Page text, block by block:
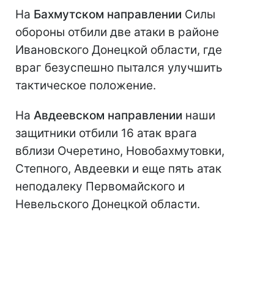
На Бахмутском направлении Силы
обороны отбили две атаки в районе
Ивановского Донецкой области, где
враг безуспешно пытался улучшить
тактическое положение.
На Авдеевском направлении наши
защитники отбили 16 атак врага
вблизи Очеретино, Новобахмутовки,
Степного, Авдеевки и еще пять атак
неподалеку Первомайского и
Невельского Донецкой области.